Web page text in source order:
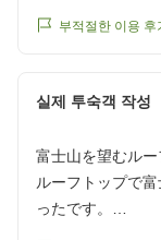
부적절한 이용 후
실제 투숙객 작성
富士山を望むル
ルーフトップで
ったです。